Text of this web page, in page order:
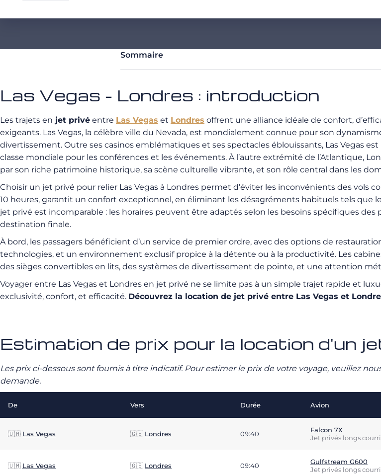
Sommaire
Las Vegas - Londres : introduction
Les trajets en jet privé entre Las Vegas et Londres offrent une alliance idéale de confort,
exigeants. Las Vegas, la célèbre ville du Nevada, est mondialement connue pour son
divertissement. Outre ses casinos emblématiques et ses spectacles éblouissants, Las Vegas
classe mondiale pour les conférences et les événements. À l’autre extrémité de l’Atlantique,
par son riche patrimoine historique, sa scène culturelle vibrante, et son rôle central dans les
Choisir un jet privé pour relier Las Vegas à Londres permet d’éviter les inconvénients des vols
10 heures, garantit un confort exceptionnel, en éliminant les désagréments habituels tels que
jet privé est incomparable : les horaires peuvent être adaptés selon les besoins spécifiques
destination finale.
À bord, les passagers bénéficient d’un service de premier ordre, avec des options de
technologies, et un environnement exclusif propice à la détente ou à la productivité. Les
des sièges convertibles en lits, des systèmes de divertissement de pointe, et une attention
Voyager entre Las Vegas et Londres en jet privé ne se limite pas à un simple trajet rapide et
exclusivité, confort, et efficacité. Découvrez la location de jet privé entre Las Vegas et
Estimation de prix pour la location d'un
Les prix ci-dessous sont fournis à titre indicatif. Pour estimer le prix de votre voyage, veuillez
demande.
De Vers Durée Avion
🇺🇲 Las Vegas 🇬🇧 Londres 09:40
Falcon 7X
Jet privés longs
🇺🇲 Las Vegas 🇬🇧 Londres 09:40
Gulfstream G600
Jet privés longs